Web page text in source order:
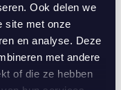
Ook delen we
site met onze
en analyse. Deze
met andere
of die ze hebben